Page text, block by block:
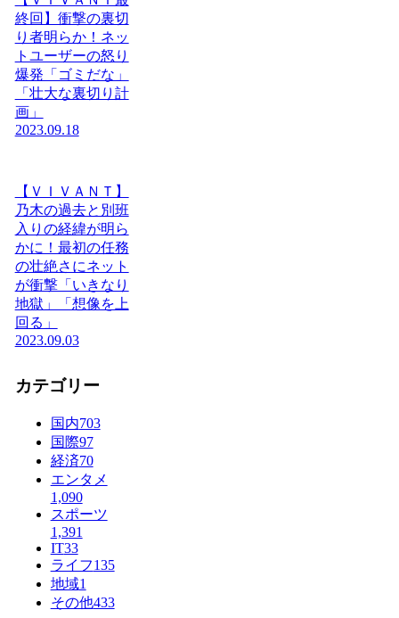
終回】衝撃の裏切
り者明らか！ネッ
トユーザーの怒り
爆発「ゴミだな」
「壮大な裏切り計
画」
2023.09.18
【ＶＩＶＡＮＴ】
乃木の過去と別班
入りの経緯が明ら
かに！最初の任務
の壮絶さにネット
が衝撃「いきなり
地獄」「想像を上
回る」
2023.09.03
カテゴリー
国内703
国際97
経済70
エンタメ
1,090
スポーツ
1,391
IT33
ライフ135
地域1
その他433